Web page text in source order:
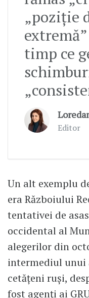
„poziție
timp ce
Editor
Un alt exemplu
era Războiului
tentativei de
occidental al
alegerilor din
intermediul unui
cetăţeni ruşi,
fost agenţi ai